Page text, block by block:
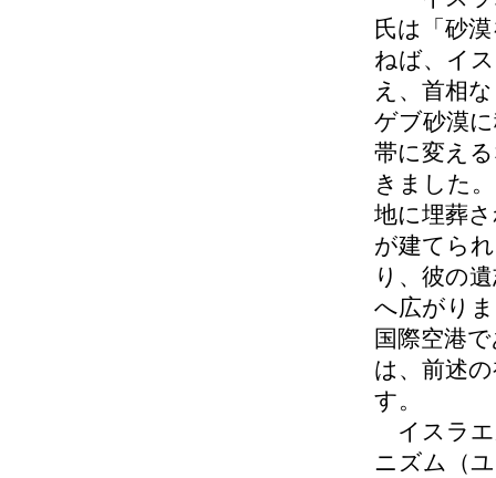
氏は「砂
ねば、イ
え、首相
ゲブ砂漠
帯に変え
きました
地に埋葬
が建てら
り、彼の
へ広がり
国際空港
は、前述
す。
イスラエ
ニズム（